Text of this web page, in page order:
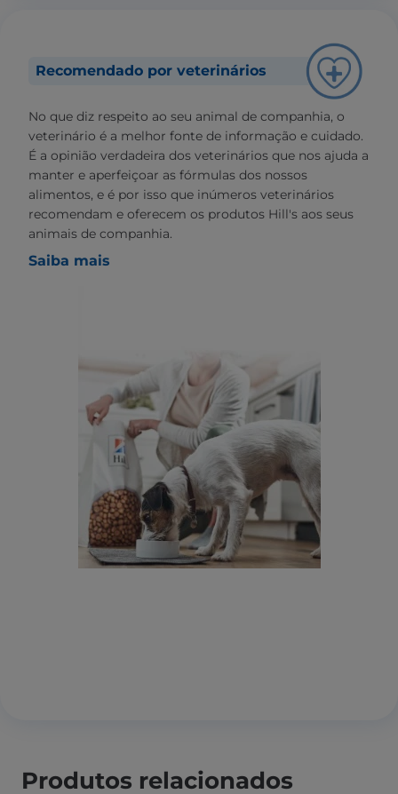
Recomendado por veterinários
No que diz respeito ao seu animal de companhia, o
veterinário é a melhor fonte de informação e cuidado.
É a opinião verdadeira dos veterinários que nos ajuda a
manter e aperfeiçoar as fórmulas dos nossos
alimentos, e é por isso que inúmeros veterinários
recomendam e oferecem os produtos Hill's aos seus
animais de companhia.
Saiba mais
Produtos relacionados